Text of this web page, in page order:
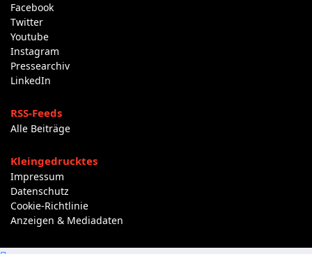
Facebook
Twitter
Youtube
Instagram
Pressearchiv
LinkedIn
RSS-Feeds
Alle Beiträge
Kleingedrucktes
Impressum
Datenschutz
Cookie-Richtlinie
Anzeigen & Mediadaten